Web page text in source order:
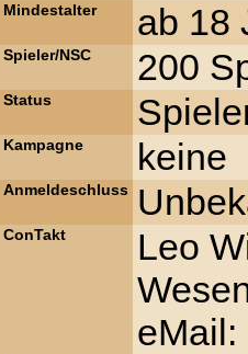
Mindestalter ab 18
Spieler/NSC 200
Status
Kampagne keine
Anmeldeschluss
ConTakt
Leo
eMail: